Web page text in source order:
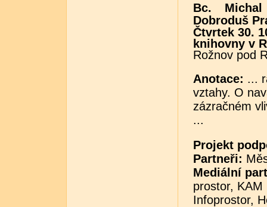
Bc.
Dobroduš
Čtvrtek 30.
knihovny v
Rožnov pod
Anotace: ...
vztahy. O
zázračném
...
Projekt
Partneři:
Mediální
prostor,
Infoprostor,